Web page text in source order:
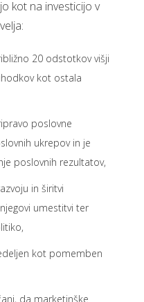
kot na investicijo v
20 odstotkov višji
kot ostala
poslovne
ukrepov in je
poslovnih rezultatov,
in širitvi
umestitvi ter
kot pomemben
da marketinške